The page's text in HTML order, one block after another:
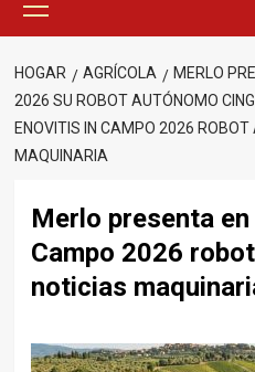
principal
HOGAR AGRÍCOLA
MERLO
2026 SU ROBOT AUTÓNOMO
ENOVITIS IN CAMPO 2026
MAQUINARIA
Merlo presenta
Campo 2026
noticias